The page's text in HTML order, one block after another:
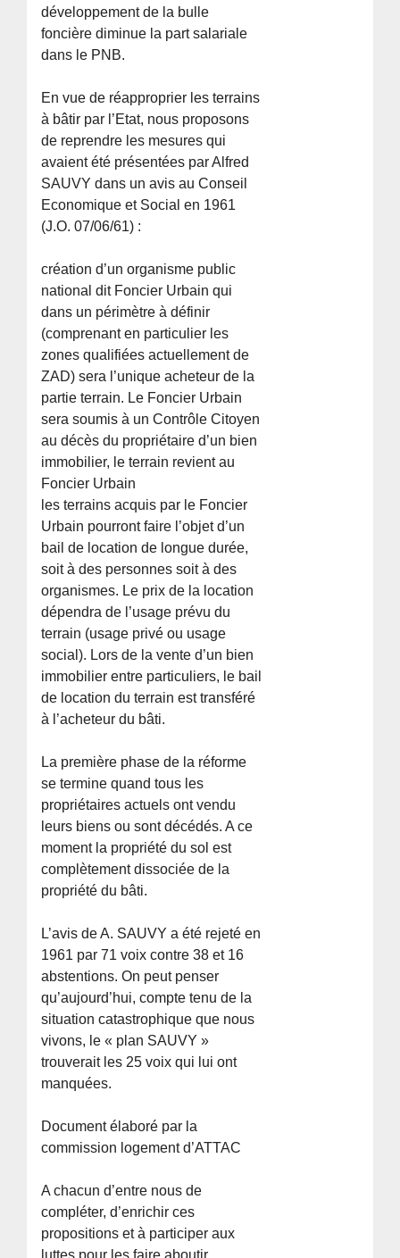
développement de la bulle
foncière diminue la part salariale
dans le PNB.
En vue de réapproprier les terrains
à bâtir par l’Etat, nous proposons
de reprendre les mesures qui
avaient été présentées par Alfred
SAUVY dans un avis au Conseil
Economique et Social en 1961
(J.O. 07/06/61) :
création d’un organisme public
national dit Foncier Urbain qui
dans un périmètre à définir
(comprenant en particulier les
zones qualifiées actuellement de
ZAD) sera l’unique acheteur de la
partie terrain. Le Foncier Urbain
sera soumis à un Contrôle Citoyen
au décès du propriétaire d’un bien
immobilier, le terrain revient au
Foncier Urbain
les terrains acquis par le Foncier
Urbain pourront faire l’objet d’un
bail de location de longue durée,
soit à des personnes soit à des
organismes. Le prix de la location
dépendra de l’usage prévu du
terrain (usage privé ou usage
social). Lors de la vente d’un bien
immobilier entre particuliers, le bail
de location du terrain est transféré
à l’acheteur du bâti.
La première phase de la réforme
se termine quand tous les
propriétaires actuels ont vendu
leurs biens ou sont décédés. A ce
moment la propriété du sol est
complètement dissociée de la
propriété du bâti.
L’avis de A. SAUVY a été rejeté en
1961 par 71 voix contre 38 et 16
abstentions. On peut penser
qu’aujourd’hui, compte tenu de la
situation catastrophique que nous
vivons, le « plan SAUVY »
trouverait les 25 voix qui lui ont
manquées.
Document élaboré par la
commission logement d’ATTAC
A chacun d’entre nous de
compléter, d’enrichir ces
propositions et à participer aux